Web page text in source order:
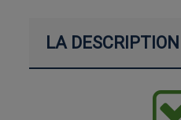
LA DESCRIPTION